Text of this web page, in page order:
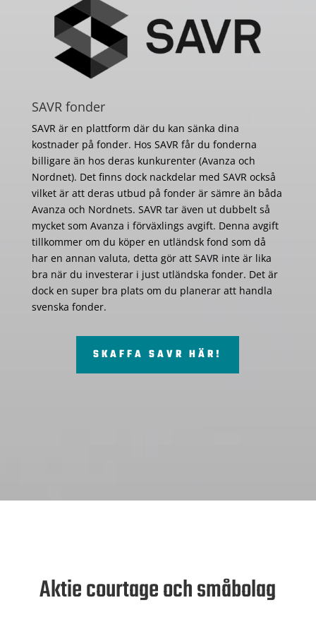
SAVR fonder
SAVR är en plattform där du kan sänka dina
kostnader på fonder. Hos SAVR får du fonderna
billigare än hos deras kunkurenter (Avanza och
Nordnet). Det finns dock nackdelar med SAVR också
vilket är att deras utbud på fonder är sämre än båda
Avanza och Nordnets. SAVR tar även ut dubbelt så
mycket som Avanza i förväxlings avgift. Denna avgift
tillkommer om du köper en utländsk fond som då
har en annan valuta, detta gör att SAVR inte är lika
bra när du investerar i just utländska fonder. Det är
dock en super bra plats om du planerar att handla
svenska fonder.
SKAFFA SAVR HÄR!
Aktie courtage och småbolag